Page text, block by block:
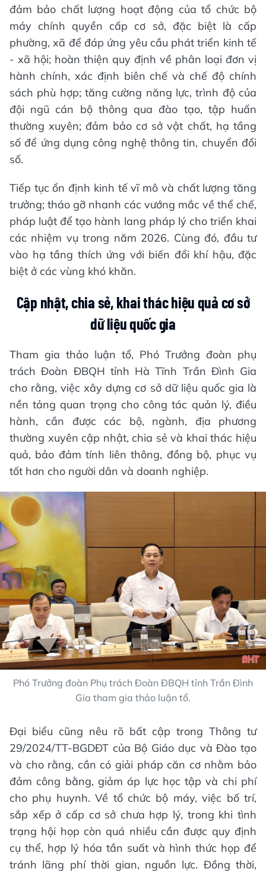
đảm bảo chất lượng hoạt động của tổ chức bộ
máy chính quyền cấp cơ sở, đặc biệt là cấp
phường, xã để đáp ứng yêu cầu phát triển kinh tế
- xã hội; hoàn thiện quy định về phân loại đơn vị
hành chính, xác định biên chế và chế độ chính
sách phù hợp; tăng cường năng lực, trình độ của
đội ngũ cán bộ thông qua đào tạo, tập huấn
thường xuyên; đảm bảo cơ sở vật chất, hạ tầng
số để ứng dụng công nghệ thông tin, chuyển đổi
số.
Tiếp tục ổn định kinh tế vĩ mô và chất lượng tăng
trưởng; tháo gỡ nhanh các vướng mắc về thể chế,
pháp luật để tạo hành lang pháp lý cho triển khai
các nhiệm vụ trong năm 2026. Cùng đó, đầu tư
vào hạ tầng thích ứng với biến đổi khí hậu, đặc
biệt ở các vùng khó khăn.
Cập nhật, chia sẻ, khai thác hiệu quả cơ sở
dữ liệu quốc gia
Tham gia thảo luận tổ, Phó Trưởng đoàn phụ
trách Đoàn ĐBQH tỉnh Hà Tĩnh Trần Đình Gia
cho rằng, việc xây dựng cơ sở dữ liệu quốc gia là
nền tảng quan trọng cho công tác quản lý, điều
hành, cần được các bộ, ngành, địa phương
thường xuyên cập nhật, chia sẻ và khai thác hiệu
quả, bảo đảm tính liên thông, đồng bộ, phục vụ
tốt hơn cho người dân và doanh nghiệp.
Phó Trưởng đoàn Phụ trách Đoàn ĐBQH tỉnh Trần Đình
Gia tham gia thảo luận tổ.
Đại biểu cũng nêu rõ bất cập trong Thông tư
29/2024/TT-BGDĐT của Bộ Giáo dục và Đào tạo
và cho rằng, cần có giải pháp căn cơ nhằm bảo
đảm công bằng, giảm áp lực học tập và chi phí
cho phụ huynh. Về tổ chức bộ máy, việc bố trí,
sắp xếp ở cấp cơ sở chưa hợp lý, trong khi tình
trạng hội họp còn quá nhiều cần được quy định
cụ thể, hợp lý hóa tần suất và hình thức họp để
tránh lãng phí thời gian, nguồn lực. Đồng thời,